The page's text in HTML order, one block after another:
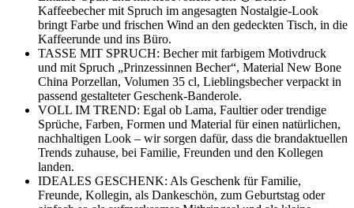
Kaffeebecher mit Spruch im angesagten Nostalgie-Look
bringt Farbe und frischen Wind an den gedeckten Tisch, in die
Kaffeerunde und ins Büro.
TASSE MIT SPRUCH: Becher mit farbigem Motivdruck
und mit Spruch „Prinzessinnen Becher“, Material New Bone
China Porzellan, Volumen 35 cl, Lieblingsbecher verpackt in
passend gestalteter Geschenk-Banderole.
VOLL IM TREND: Egal ob Lama, Faultier oder trendige
Sprüche, Farben, Formen und Material für einen natürlichen,
nachhaltigen Look – wir sorgen dafür, dass die brandaktuellen
Trends zuhause, bei Familie, Freunden und den Kollegen
landen.
IDEALES GESCHENK: Als Geschenk für Familie,
Freunde, Kollegin, als Dankeschön, zum Geburtstag oder